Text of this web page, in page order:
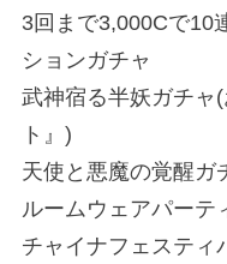
3回まで3,000Cで10
ションガチャ
武神宿る半妖ガチャ
ト』)
天使と悪魔の覚醒ガ
ルームウェアパーテ
チャイナフェスティ